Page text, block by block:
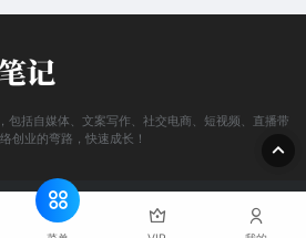
包括自媒体、文案写作、社交电商、短视频、直播带
创业的弯路，快速成长！
网站地图